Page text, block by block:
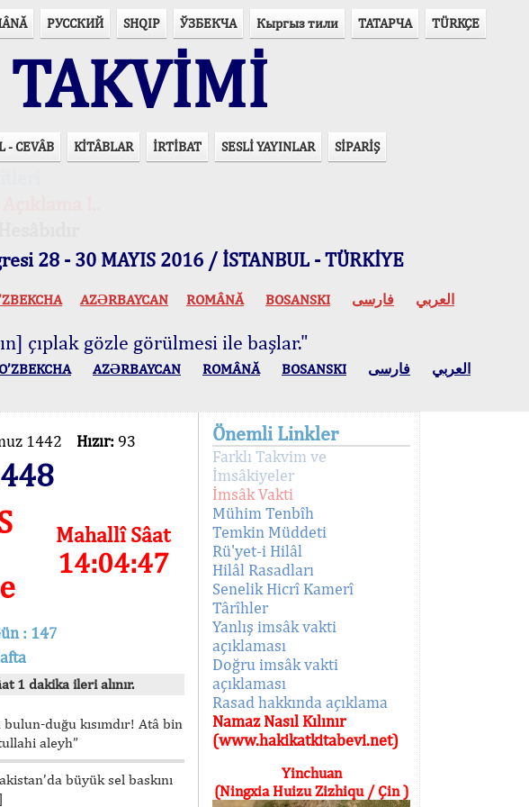
РУССКИЙ SHQIP ЎЗБЕКЧА Кыргыз тили ТАТАРЧА TÜRKÇE
- CEVÂB KİTÂBLAR İRTİBAT SESLİ YAYINLAR SİPARİŞ
28 - 30 MAYIS 2016 / İSTANBUL - TÜRKİYE
AZӘRBAYCAN ROMÂNĂ BOSANSKI العربي فارسی
çıplak gözle görülmesi ile başlar."
O’ZBEKCHA AZӘRBAYCAN ROMÂNĂ BOSANSKI العربي فارسی
1442 Hızır: 93
Mahallî Sâat
14:04:47
: 147
1 dakika ileri alınır.
duğu kısımdır! Atâ bin
aleyh”
büyük sel baskını
Önemli Linkler
Farklı Takvim ve
İmsâkiyeler
İmsâk Vakti
Mühim Tenbîh
Temkin Müddeti
Rü'yet-i Hilâl
Hilâl Rasadları
Senelik Hicrî Kamerî
Târîhler
Yanlış imsâk vakti
açıklaması
Doğru imsâk vakti
açıklaması
Rasad hakkında açıklama
Namaz Nasıl Kılınır
(www.hakikatkitabevi.net)
Yinchuan
(Ningxia Huizu Zizhiqu / Çin )